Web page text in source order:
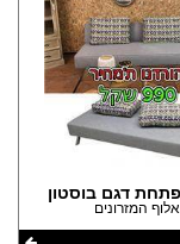
דגם בוסטון
אלוף המזרונים